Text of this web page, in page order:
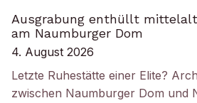
Ausgrabung enthüllt
am Naumburger Dom
4. August 2026
Letzte Ruhestätte einer Elite?
zwischen Naumburger Dom und